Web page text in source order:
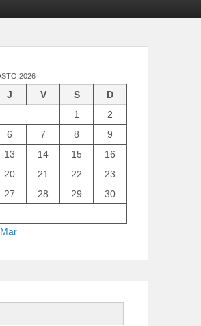
2026
J V S
D
1
2
6 7 8
9
13 14 15
16
20 21 22
23
27 28 29
30